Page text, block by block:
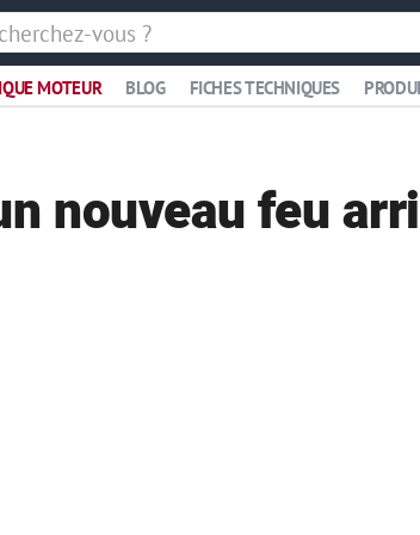
MOTEUR BLOG FICHES TECHNIQUES
nouveau feu